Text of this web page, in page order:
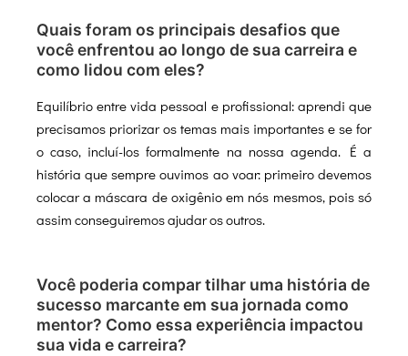
Quais foram os principais desafios que
você enfrentou ao longo de sua carreira e
como lidou com eles?
Equilíbrio entre vida pessoal e profissional: aprendi que
precisamos priorizar os temas mais importantes e se for
o caso, incluí-los formalmente na nossa agenda. É a
história que sempre ouvimos ao voar: primeiro devemos
colocar a máscara de oxigênio em nós mesmos, pois só
assim conseguiremos ajudar os outros.
Você poderia compar tilhar uma história de
sucesso marcante em sua jornada como
mentor? Como essa experiência impactou
sua vida e carreira?